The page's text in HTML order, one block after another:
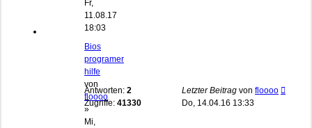
Fr,
11.08.17
18:03
Bios
programer
hilfe
von
floooo
»
Mi,
Antworten: 2
Zugriffe: 41330
Letzter Beitrag von floooo
Do, 14.04.16 13:33